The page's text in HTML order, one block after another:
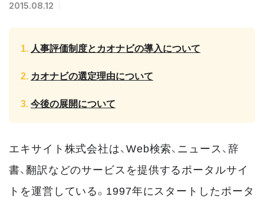
2015.08.12
人事評価制度とカオナビの導入について
カオナビの選定理由について
今後の展開について
エキサイト株式会社は、Web検索、ニュース、辞
書、翻訳などのサービスを提供するポータルサイ
トを運営している。1997年にスタートしたポータ